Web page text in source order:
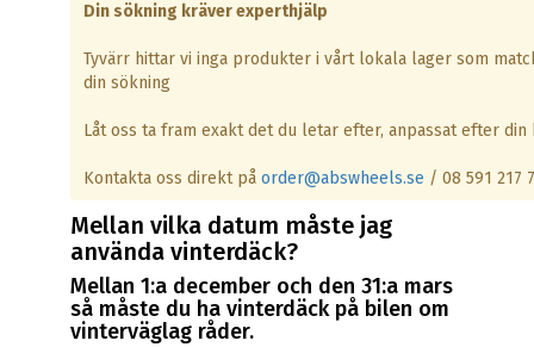
Din sökning kräver experthjälp
Tyvärr hittar vi inga produkter i vårt lokala lager som
din sökning
Låt oss ta fram exakt det du letar efter, anpassat efter din
Kontakta oss direkt på order@abswheels.se / 08 591 217
Mellan vilka datum måste jag
använda vinterdäck?
Mellan 1:a december och den 31:a mars
så måste du ha vinterdäck på bilen om
vinterväglag råder.